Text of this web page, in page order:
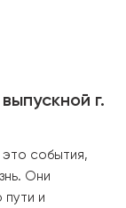
г.
это события,
Они
и